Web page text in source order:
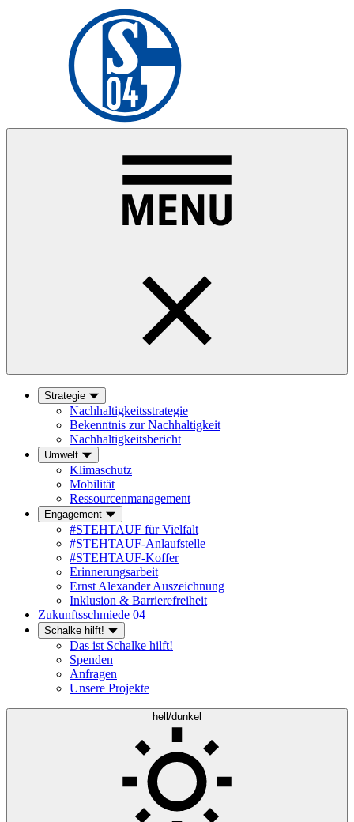
Strategie
Nachhaltigkeitsstrategie
Bekenntnis zur Nachhaltigkeit
Nachhaltigkeitsbericht
Umwelt
Klimaschutz
Mobilität
Ressourcenmanagement
Engagement
#STEHTAUF für Vielfalt
#STEHTAUF-Anlaufstelle
#STEHTAUF-Koffer
Erinnerungsarbeit
Ernst Alexander Auszeichnung
Inklusion & Barrierefreiheit
Zukunftsschmiede 04
Schalke hilft!
Das ist Schalke hilft!
Spenden
Anfragen
Unsere Projekte
hell/dunkel